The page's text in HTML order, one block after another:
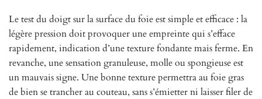
Le test du doigt sur la surface du foie est simple et efficace : la
légère pression doit provoquer une empreinte qui s’efface
rapidement, indication d’une texture fondante mais ferme. En
revanche, une sensation granuleuse, molle ou spongieuse est
un mauvais signe. Une bonne texture permettra au foie gras
de bien se trancher au couteau, sans s’émietter ni laisser filer de